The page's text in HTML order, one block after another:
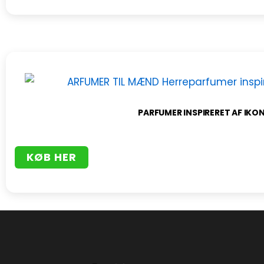
PARFUMER INSPIRERET AF
KØB HER